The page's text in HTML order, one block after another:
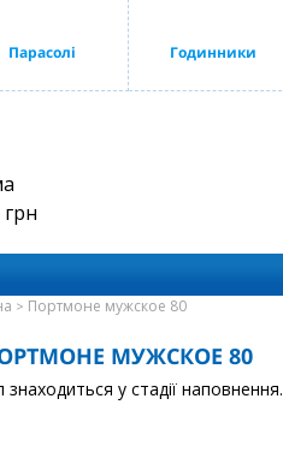
Парасолі Годинники
грн
> Портмоне мужское 80
МУЖСКОЕ 80
знаходиться у стадії наповнення.